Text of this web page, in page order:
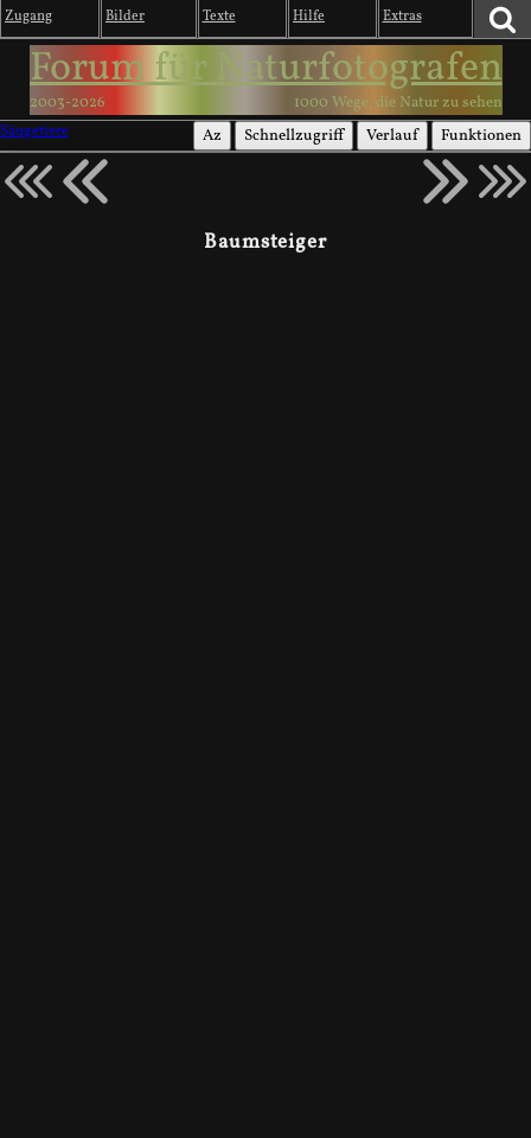
Zugang Bilder Texte Hilfe Extras
Forum für Naturfotografen
2003-2026
1000 Wege, die Natur zu sehen
Säugetiere
Az Schnellzugriff Verlauf Funktionen
Baumsteiger